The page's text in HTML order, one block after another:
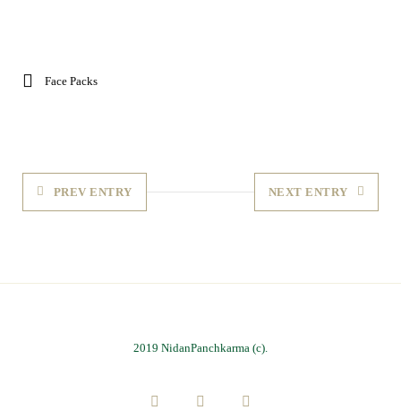
Face Packs
PREV ENTRY NEXT ENTRY
2019 NidanPanchkarma (c).